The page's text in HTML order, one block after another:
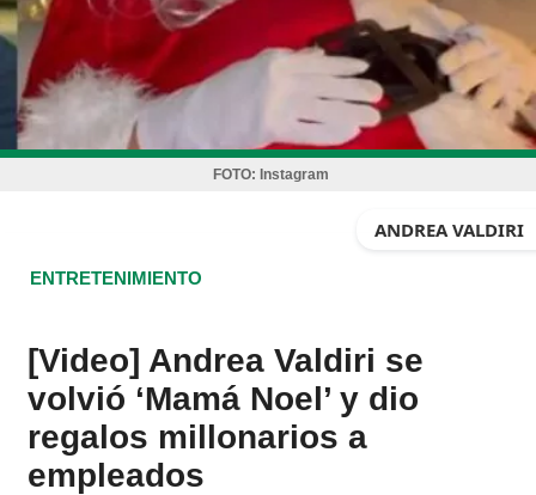
FOTO: Instagram
ANDREA VALDIRI
ENTRETENIMIENTO
[Video] Andrea Valdiri se
volvió ‘Mamá Noel’ y dio
regalos millonarios a
empleados